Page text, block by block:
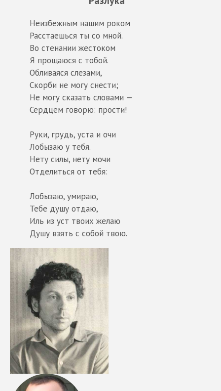
Неизбежным нашим роком
Расстаешься ты со мной.
Во стенании жестоком
Я прощаюся с тобой.
Обливаяся слезами,
Скорби не могу снести;
Не могу сказать словами —
Сердцем говорю: прости!
Руки, грудь, уста и очи
Лобызаю у тебя.
Нету силы, нету мочи
Отделиться от тебя:
Лобызаю, умираю,
Тебе душу отдаю,
Иль из уст твоих желаю
Душу взять с собой твою.